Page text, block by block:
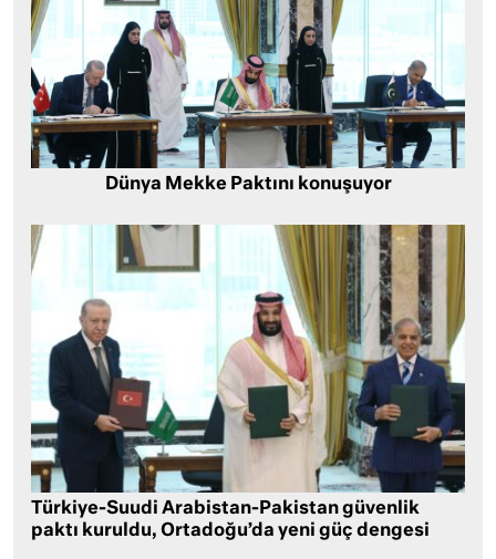
Dünya Mekke Paktını konuşuyor
Türkiye-Suudi Arabistan-Pakistan güvenlik
paktı kuruldu, Ortadoğu’da yeni güç dengesi